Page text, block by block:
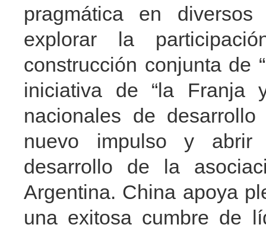
pragmática en
explorar la
construcción conjunta de
iniciativa de “la Franja
nacionales de
nuevo impulso y abrir
desarrollo de la
Argentina. China apoya
una exitosa cumbre de